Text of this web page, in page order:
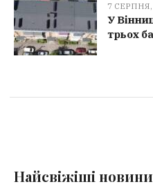
7 СЕРПНЯ,
У
трьох
Найсвіжіші новини